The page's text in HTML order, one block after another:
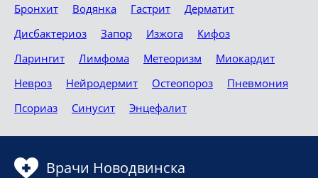
Бронхит
Водянка Гастрит
Дерматит
Дисбактериоз
Запор Изжога
Кифоз
Ларингит
Лимфома Метеоризм
Миокардит
Невроз
Нейродермит Остеопороз
Пневмония
Псориаз
Синусит Энцефалит
Врачи Новодвинска